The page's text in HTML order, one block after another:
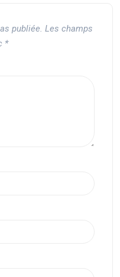
publiée. Les champs
*